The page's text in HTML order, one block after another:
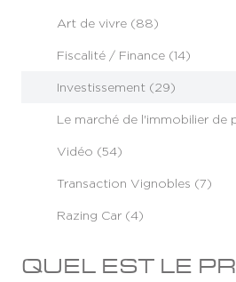
Art de vivre (88)
Fiscalité / Finance (14)
Investissement (29)
Le marché de l'immobilier de
Vidéo (54)
Transaction Vignobles (7)
Razing Car (4)
QUEL EST LE